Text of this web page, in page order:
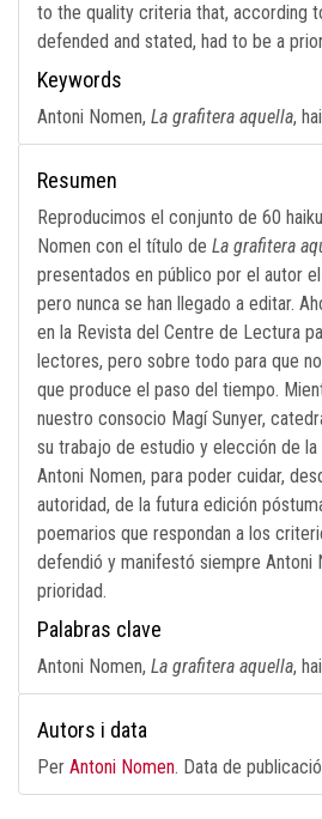
to the quality criteria that, according
defended and stated, had to be a
Keywords
Antoni Nomen, La grafitera aquella,
Resumen
Reproducimos el conjunto de 60
Nomen con el título de La grafitera
presentados en público por el autor
pero nunca se han llegado a editar.
en la Revista del Centre de Lectura
lectores, pero sobre todo para que
que produce el paso del tiempo.
nuestro consocio Magí Sunyer,
su trabajo de estudio y elección de la
Antoni Nomen, para poder cuidar,
autoridad, de la futura edición
poemarios que respondan a los
defendió y manifestó siempre Antoni
prioridad.
Palabras clave
Antoni Nomen, La grafitera aquella,
Autors i data
Per Antoni Nomen. Data de